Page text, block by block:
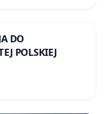
DO
POLSKIEJ